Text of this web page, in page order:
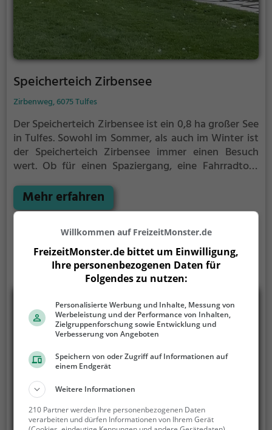
Speicherteich Zirbensee
Zirbenweg, 6075 Tulfes
Der Speicherteich Zirbensee ist ein 0,8 ha großer See
in Tulfes. Sowohl im Sommer, als auch im Winter ist
der Speicherteich Zirbensee immer einen Besuch
wert. Ob für einen Spaziergang, eine Fahrradtour
Speicherteich Zirbensee bietet zahlreiche
Möglichkeiten für Freizeitaktivitäten.
Mehr erfahren
Willkommen auf FreizeitMonster.de
FreizeitMonster.de bittet um Einwilligung,
Ihre personenbezogenen Daten für
Folgendes zu nutzen:
Personalisierte Werbung und Inhalte, Messung von
Werbeleistung und der Performance von Inhalten,
Zielgruppenforschung sowie Entwicklung und
Verbesserung von Angeboten
Speichern von oder Zugriff auf Informationen auf
einem Endgerät
Weitere Informationen
210 Partner werden Ihre personenbezogenen Daten
verarbeiten und dürfen Informationen von Ihrem Gerät